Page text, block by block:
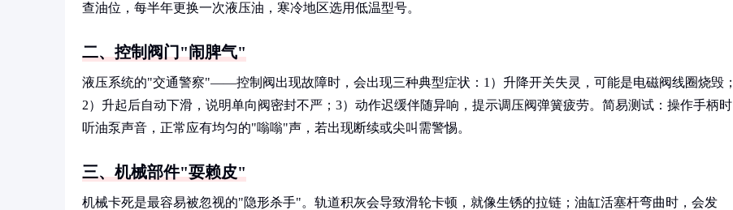
查油位，每半年更换一次液压油，寒冷地区选用低温型号。
二、控制阀门"闹脾气"
液压系统的"交通警察"——控制阀出现故障时，会出现三种典型症状：1）升降开关失灵，可能是电磁阀线圈烧毁；
2）升起后自动下滑，说明单向阀密封不严；3）动作迟缓伴随异响，提示调压阀弹簧疲劳。简易测试：操作手柄时
听油泵声音，正常应有均匀的"嗡嗡"声，若出现断续或尖叫需警惕。
三、机械部件"耍赖皮"
机械卡死是最容易被忽视的"隐形杀手"。轨道积灰会导致滑轮卡顿，就像生锈的拉链；油缸活塞杆弯曲时，会发